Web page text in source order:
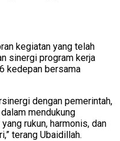
kegiatan yang telah
sinergi program kerja
kedepan bersama
dengan pemerintah,
mendukung
rukun, harmonis, dan
terang Ubaidillah.